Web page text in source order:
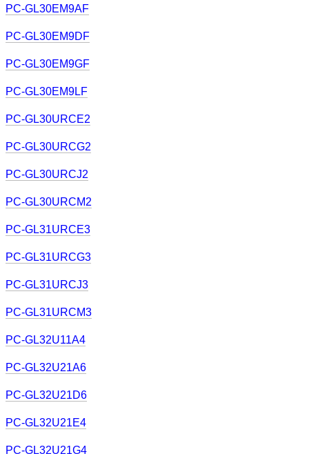
PC-GL30EM9AF
PC-GL30EM9DF
PC-GL30EM9GF
PC-GL30EM9LF
PC-GL30URCE2
PC-GL30URCG2
PC-GL30URCJ2
PC-GL30URCM2
PC-GL31URCE3
PC-GL31URCG3
PC-GL31URCJ3
PC-GL31URCM3
PC-GL32U11A4
PC-GL32U21A6
PC-GL32U21D6
PC-GL32U21E4
PC-GL32U21G4